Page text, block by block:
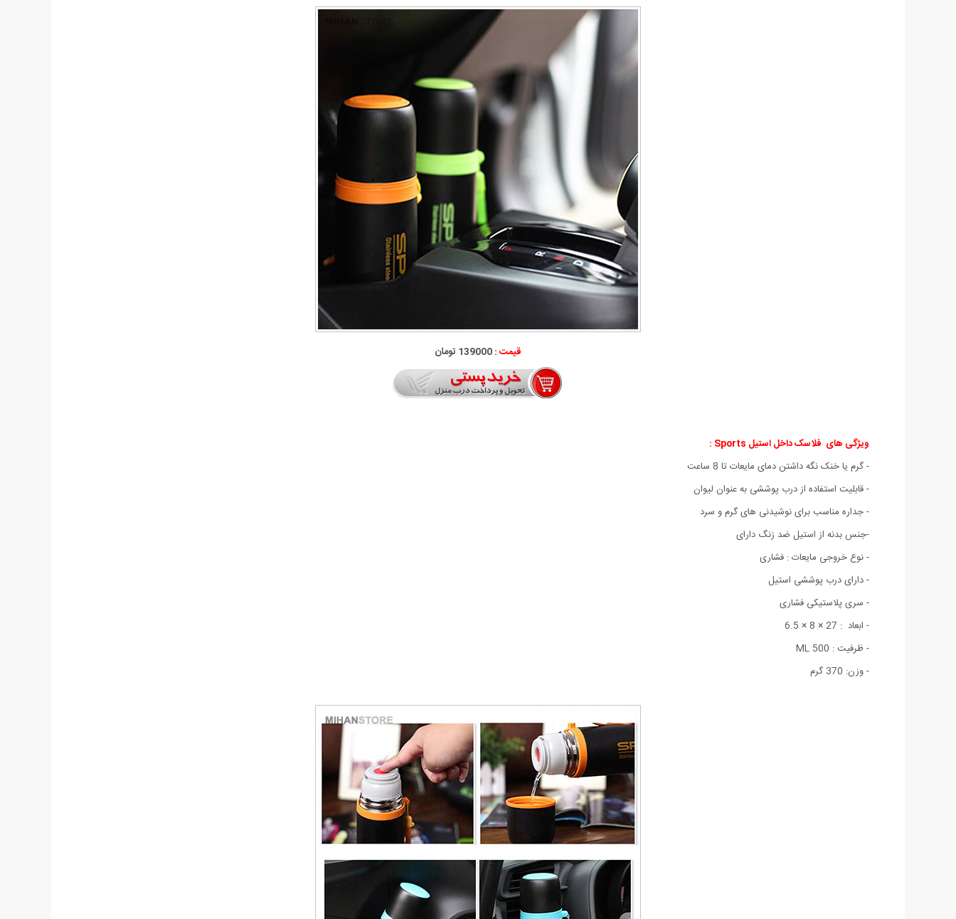
قیمت :139000 تومان
ویژگی های فلاسک داخل استیل Sports :
- گرم یا خنک نگه داشتن دمای مایعات تا 8 ساعت
- قابلیت استفاده از درب پوششی به عنوان لیوان
- جداره مناسب برای نوشیدنی های گرم و سرد
-جنس بدنه از استیل ضد زنگ دارای
- نوع خروجی مایعات : فشاری
- دارای درب پوششی استیل
- سری پلاستیکی فشاری
- ابعاد : 27 × 8 × 6.5
- ظرفیت : 500 ML
- وزن: 370 گرم